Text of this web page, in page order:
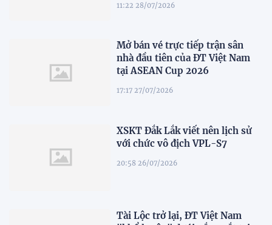
11:22 28/07/2026
Mở bán vé trực tiếp trận sân
nhà đầu tiên của ĐT Việt Nam
tại ASEAN Cup 2026
17:17 27/07/2026
XSKT Đắk Lắk viết nên lịch sử
với chức vô địch VPL-S7
20:58 26/07/2026
Tài Lộc trở lại, ĐT Việt Nam